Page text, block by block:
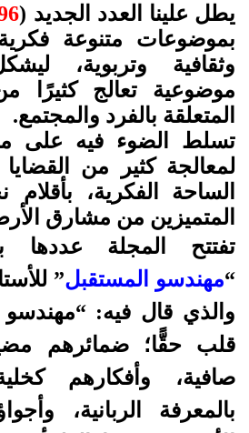
يطل علينا العدد الجديد (
بموضوعات متنوعة
وثقافية وتربوية،
موضوعية تعالج كثيرًا من
المتعلقة بالفرد والمجتمع.
تسلط الضوء فيه على
لمعالجة كثير من
الساحة
الفكرية،
المتميزين من مشارق
تفتتح المجلة عددها
“مهندسو المستقبل”
والذي قال فيه:
“مهندسو
قلب حقًّا؛ ضمائرهم
صافية، وأفكارهم
بالمعرفة الربانية،